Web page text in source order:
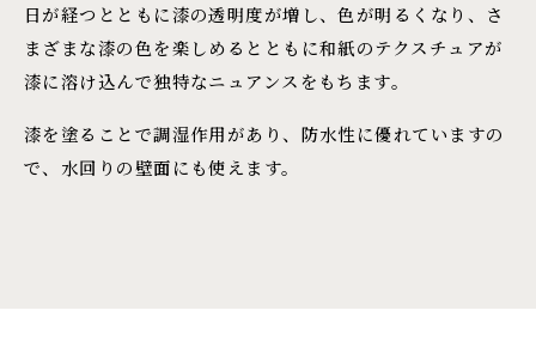
日が経つとともに漆の透明度が増し、色が明るくなり、さ
まざまな漆の色を楽しめるとともに和紙のテクスチュアが
漆に溶け込んで独特なニュアンスをもちます。
漆を塗ることで調湿作用があり、防水性に優れていますの
で、水回りの壁面にも使えます。